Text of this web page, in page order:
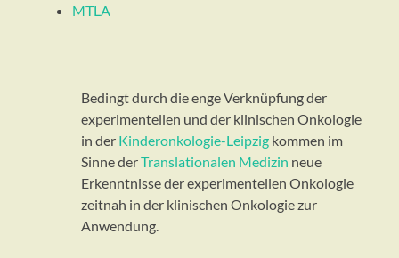
MTLA
Bedingt durch die enge Verknüpfung der
experimentellen und der klinischen Onkologie
in der Kinderonkologie-Leipzig kommen im
Sinne derTranslationalen Medizin neue
Erkenntnisse der experimentellen Onkologie
zeitnah in der klinischen Onkologie zur
Anwendung.